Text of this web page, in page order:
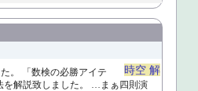
時空 解
。 「数検の必勝アイテ
を解説致しました。 …まぁ四則演